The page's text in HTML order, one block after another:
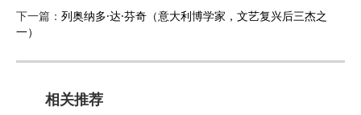
下一篇： 列奥纳多·达·芬奇（意大利博学家，文艺复兴后三杰之
一）
相关推荐